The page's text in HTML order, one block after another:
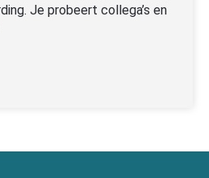
Je probeert collega’s en